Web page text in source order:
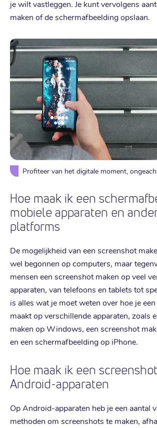
je wilt vastleggen. Je kunt vervolgens
maken of de schermafbeelding opslaan.
Profiteer van het digitale moment,
Hoe maak ik een
mobiele apparaten en
platforms
De mogelijkheid van een screenshot
wel begonnen op computers, maar
mensen een screenshot maken op veel
apparaten, van telefoons en tablets tot
is alles wat je moet weten over hoe je
maakt op verschillende apparaten, zoals
maken op Windows, een screenshot
en een schermafbeelding op iPhone.
Hoe maak ik een
Android-apparaten
Op Android-apparaten heb je een aantal
methoden om screenshots te maken,